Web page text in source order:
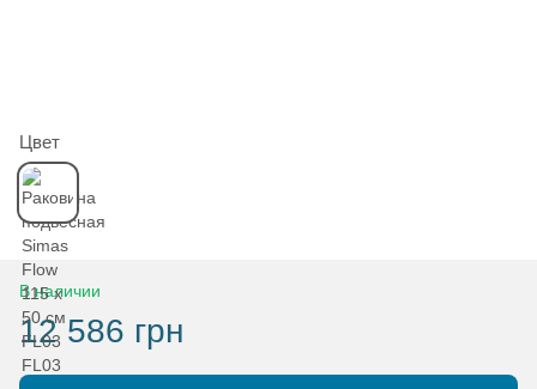
Цвет
В наличии
12 586 грн